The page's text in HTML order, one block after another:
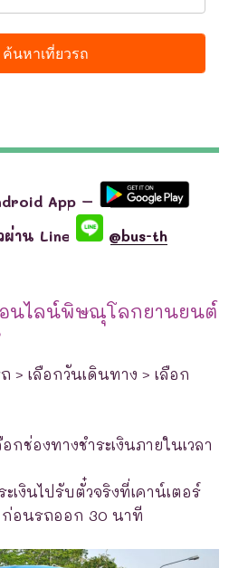
App –
ผ่าน Line
@bus-th
อนไลน์พิษณุโลกยานยนต์
> เลือกวันเดินทาง > เลือก
กช่องทางชำระเงินภายในเวลา
เงินไปรับตั๋วจริงที่เคาน์เตอร์
อนรถออก 30 นาที